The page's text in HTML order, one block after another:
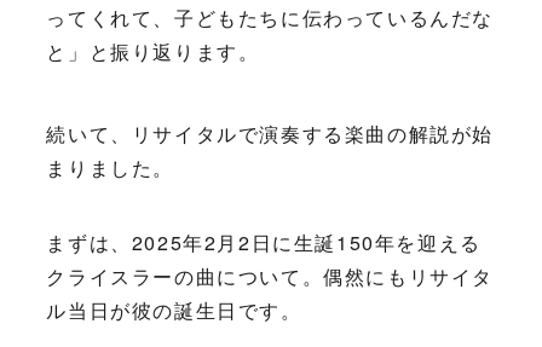
ってくれて、子どもたちに伝わっているんだな
と」と振り返ります。
続いて、リサイタルで演奏する楽曲の解説が始
まりました。
まずは、2025年2月2日に生誕150年を迎える
クライスラーの曲について。偶然にもリサイタ
ル当日が彼の誕生日です。